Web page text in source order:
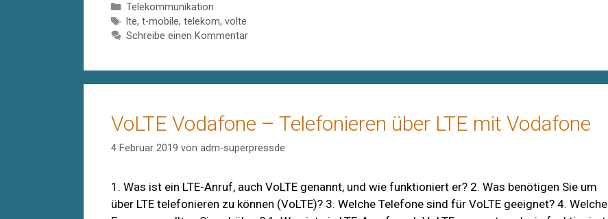
Kategorien
Telekommunikation
Schlagwörter
lte, t-mobile, telekom, volte
Schreibe einen Kommentar
VoLTE Vodafone – Telefonieren über LTE mit Vodafone
4 Februar 2019 von adm-superpressde
1. Was ist ein LTE-Anruf, auch VoLTE genannt, und wie funktioniert er? 2. Was benötigen Sie um
über LTE telefonieren zu können (VoLTE)? 3. Welche Telefone sind für VoLTE geeignet? 4. Welche